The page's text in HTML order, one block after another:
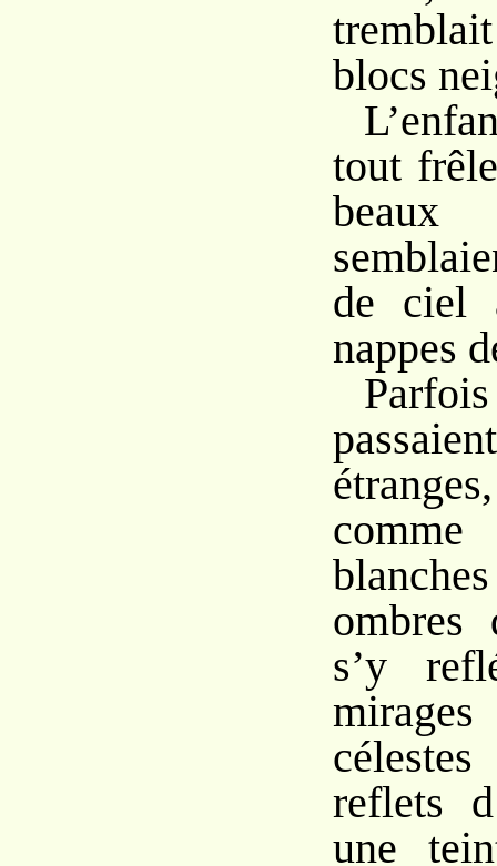
blocs
tout
beaux
de ciel
nappes
ombres
s’y
reflets
une